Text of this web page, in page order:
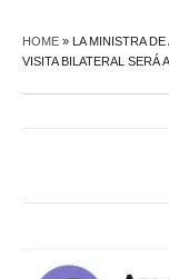
HOME » LA MINISTRA
VISITA BILATERAL SERÁ